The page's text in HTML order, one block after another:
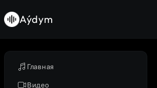
Главная
Видео
Aýdym